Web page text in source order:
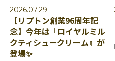
2026.07.29
【リプトン創業96周年記
念】今年は『ロイヤルミル
クティシュークリーム』が
登場✨